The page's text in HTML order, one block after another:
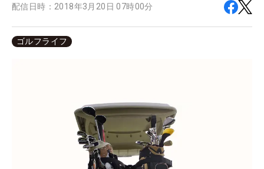
配信日時： 2018年3月20日 07時00分
ゴルフライフ